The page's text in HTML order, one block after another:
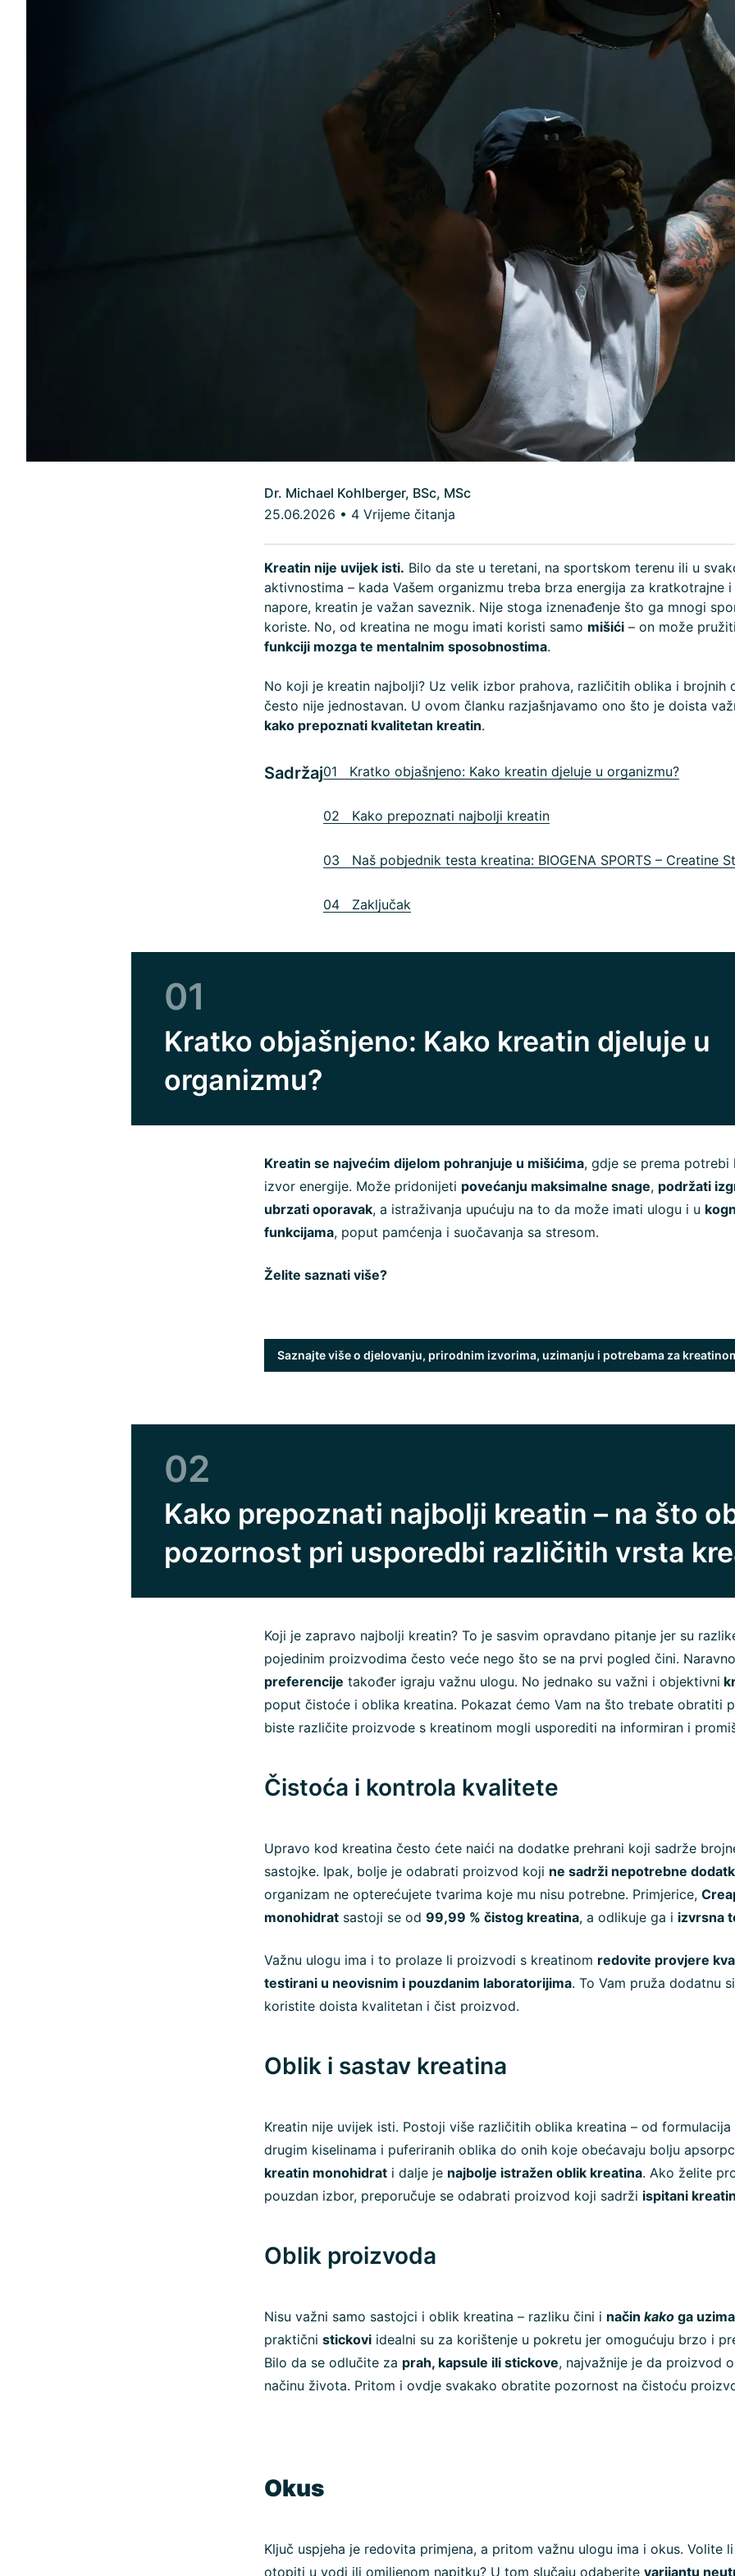
Dr. Michael Kohlberger, BSc, MSc
25.06.2026 • 4 Vrijeme čitanja
Kreatin nije uvijek isti. Bilo da ste u teretani, na sportskom terenu ili u
aktivnostima – kada Vašem organizmu treba brza energija za kratkotrajne
napore, kreatin je važan saveznik. Nije stoga iznenađenje što ga mnogi
koriste. No, od kreatina ne mogu imati koristi samo mišići – on može
funkciji mozga te mentalnim sposobnostima.
No koji je kreatin najbolji? Uz velik izbor prahova, različitih oblika i brojnih
često nije jednostavan. U ovom članku razjašnjavamo ono što je doista
kako prepoznati kvalitetan kreatin.
Sadržaj01 Kratko objašnjeno: Kako kreatin djeluje u organizmu?
02 Kako prepoznati najbolji kreatin
03 Naš pobjednik testa kreatina: BIOGENA SPORTS – Creatine
04 Zaključak
01
Kratko objašnjeno: Kako kreatin djeluje u
organizmu?
Kreatin se najvećim dijelom pohranjuje u mišićima, gdje se prema
izvor energije. Može pridonijeti povećanju maksimalne snage, podržati
ubrzati oporavak, a istraživanja upućuju na to da može imati ulogu i u
funkcijama, poput pamćenja i suočavanja sa stresom.
Želite saznati više?
Saznajte više o djelovanju, prirodnim izvorima, uzimanju i potrebama za
02
Kako prepoznati najbolji kreatin – na što
pozornost pri usporedbi različitih vrsta
Koji je zapravo najbolji kreatin? To je sasvim opravdano pitanje jer su
pojedinim proizvodima često veće nego što se na prvi pogled čini.
preferencije također igraju važnu ulogu. No jednako su važni i objektivni
poput čistoće i oblika kreatina. Pokazat ćemo Vam na što trebate obratiti
biste različite proizvode s kreatinom mogli usporediti na informiran i
Čistoća i kontrola kvalitete
Upravo kod kreatina često ćete naići na dodatke prehrani koji sadrže
sastojke. Ipak, bolje je odabrati proizvod koji ne sadrži nepotrebne
organizam ne opterećujete tvarima koje mu nisu potrebne. Primjerice,
monohidrat sastoji se od 99,99 % čistog kreatina, a odlikuje ga i izvrsna
Važnu ulogu ima i to prolaze li proizvodi s kreatinom redovite provjere
testirani u neovisnim i pouzdanim laboratorijima. To Vam pruža dodatnu
koristite doista kvalitetan i čist proizvod.
Oblik i sastav kreatina
Kreatin nije uvijek isti. Postoji više različitih oblika kreatina – od formulacija
drugim kiselinama i puferiranih oblika do onih koje obećavaju bolju
kreatin monohidrat i dalje je najbolje istražen oblik kreatina. Ako želite
pouzdan izbor, preporučuje se odabrati proizvod koji sadrži ispitani
Oblik proizvoda
Nisu važni samo sastojci i oblik kreatina – razliku čini i način kako ga
praktični stickovi idealni su za korištenje u pokretu jer omogućuju brzo i
Bilo da se odlučite za prah, kapsule ili stickove, najvažnije je da proizvod
načinu života. Pritom i ovdje svakako obratite pozornost na čistoću
Okus
Ključ uspjeha je redovita primjena, a pritom važnu ulogu ima i okus. Volite
otopiti u vodi ili omiljenom napitku? U tom slučaju odaberite varijantu